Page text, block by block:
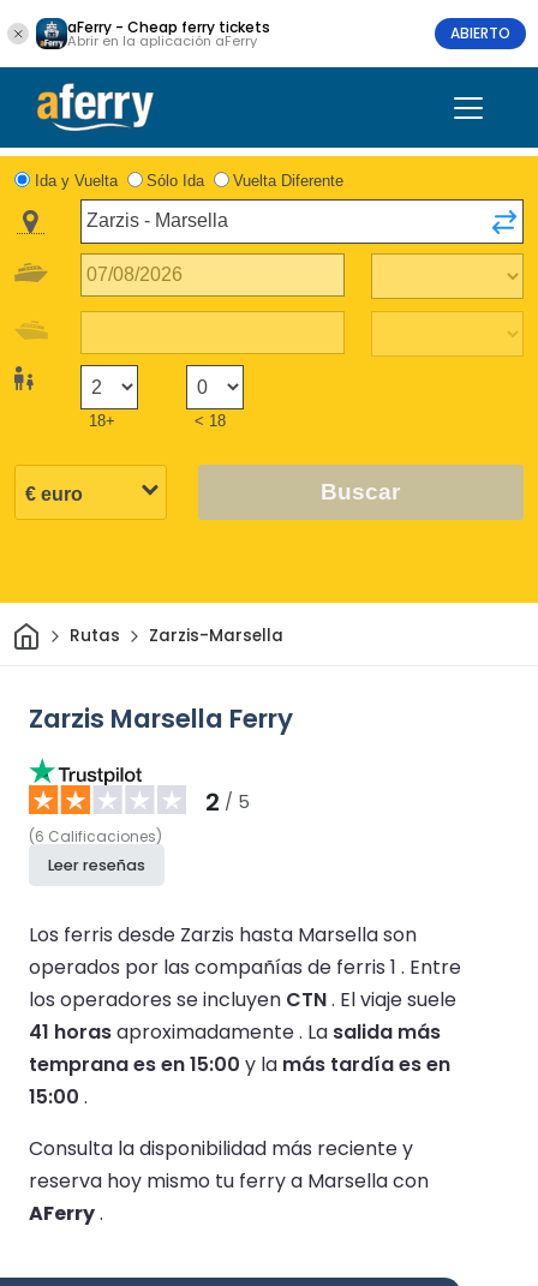
aFerry - Cheap ferry tickets
Abrir en la aplicación aFerry ABIERTO
Ida y Vuelta Sólo Ida Vuelta Diferente
18+ < 18
Buscar
InicioRutas Zarzis-Marsella
Zarzis Marsella Ferry
2 / 5
(6 Calificaciones)
Leer reseñas
Los ferris desde Zarzis hasta Marsella son
operados por las compañías de ferris 1 . Entre
los operadores se incluyen CTN. El viaje suele
41 horasaproximadamente . La salida más
temprana es en 15:00 y la más tardía es en
15:00 .
Consulta la disponibilidad más reciente y
reserva hoy mismo tu ferry a Marsella con
AFerry.